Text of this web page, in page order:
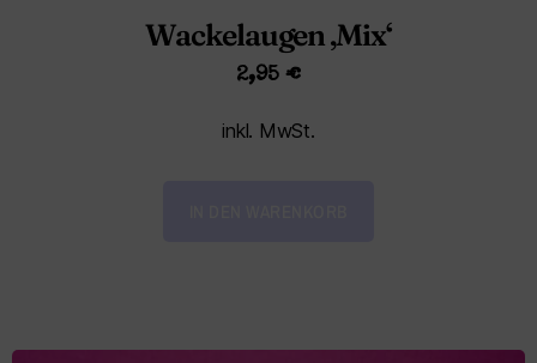
Wackelaugen ‚Mix‘
2,95 €
inkl. MwSt.